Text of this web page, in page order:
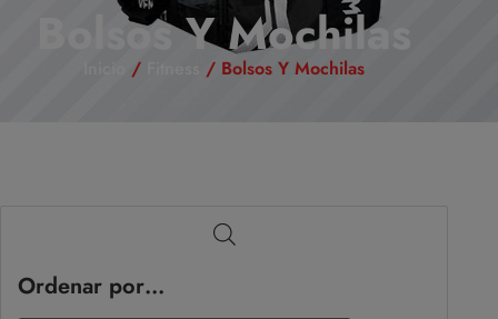
Bolsos Y Mochilas
/ / Bolsos Y Mochilas
Ordenar por…